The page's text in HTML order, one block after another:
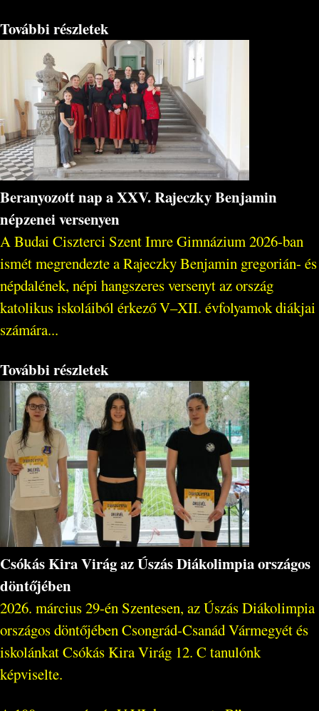
További részletek
Beranyozott nap a XXV. Rajeczky Benjamin
népzenei versenyen
A Budai Ciszterci Szent Imre Gimnázium 2026-ban
ismét megrendezte a Rajeczky Benjamin gregorián- és
népdalének, népi hangszeres versenyt az ország
katolikus iskoláiból érkező V–XII. évfolyamok diákjai
számára...
További részletek
Csókás Kira Virág az Úszás Diákolimpia országos
döntőjében
2026. március 29-én Szentesen, az Úszás Diákolimpia
országos döntőjében Csongrád-Csanád Vármegyét és
iskolánkat Csókás Kira Virág 12. C tanulónk
képviselte.